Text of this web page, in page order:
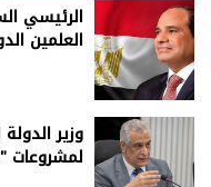
الرئيسي
العلمين
وزير
لمشروعات